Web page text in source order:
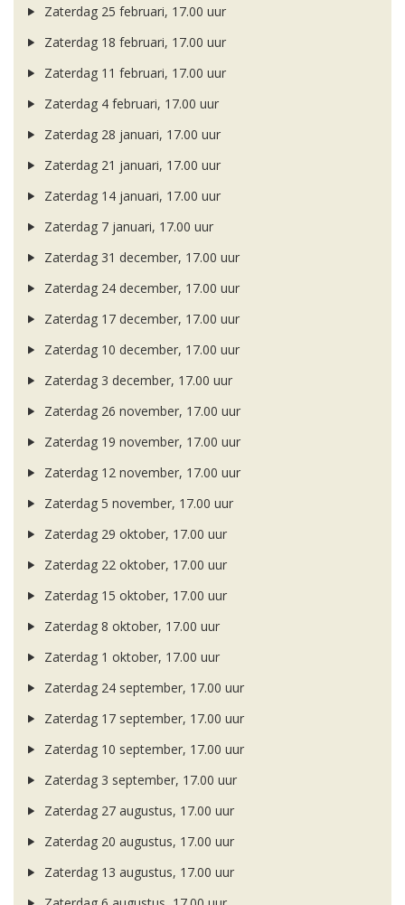
Zaterdag 25 februari, 17.00 uur
Zaterdag 18 februari, 17.00 uur
Zaterdag 11 februari, 17.00 uur
Zaterdag 4 februari, 17.00 uur
Zaterdag 28 januari, 17.00 uur
Zaterdag 21 januari, 17.00 uur
Zaterdag 14 januari, 17.00 uur
Zaterdag 7 januari, 17.00 uur
Zaterdag 31 december, 17.00 uur
Zaterdag 24 december, 17.00 uur
Zaterdag 17 december, 17.00 uur
Zaterdag 10 december, 17.00 uur
Zaterdag 3 december, 17.00 uur
Zaterdag 26 november, 17.00 uur
Zaterdag 19 november, 17.00 uur
Zaterdag 12 november, 17.00 uur
Zaterdag 5 november, 17.00 uur
Zaterdag 29 oktober, 17.00 uur
Zaterdag 22 oktober, 17.00 uur
Zaterdag 15 oktober, 17.00 uur
Zaterdag 8 oktober, 17.00 uur
Zaterdag 1 oktober, 17.00 uur
Zaterdag 24 september, 17.00 uur
Zaterdag 17 september, 17.00 uur
Zaterdag 10 september, 17.00 uur
Zaterdag 3 september, 17.00 uur
Zaterdag 27 augustus, 17.00 uur
Zaterdag 20 augustus, 17.00 uur
Zaterdag 13 augustus, 17.00 uur